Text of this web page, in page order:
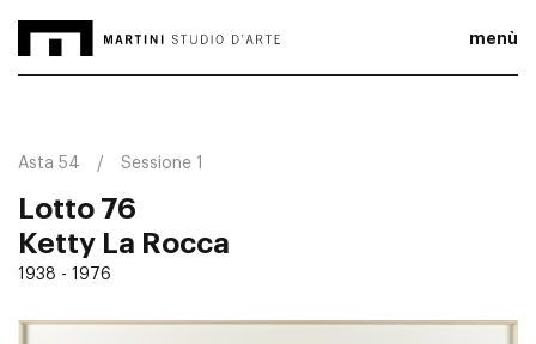
menù
Asta 54 Sessione 1
Lotto 76
Ketty La Rocca
1938 - 1976